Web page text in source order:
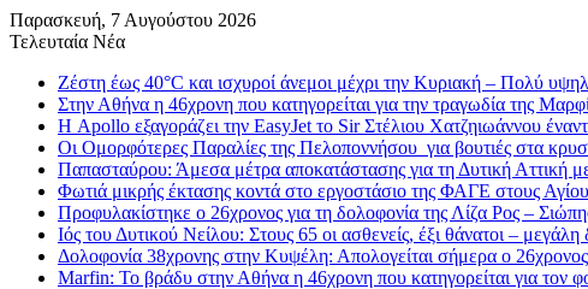
Παρασκευή, 7 Αυγούστου 2026
Τελευταία Νέα
Ζέστη έως 40°C και ισχυροί άνεμοι μέχρι την Κυριακή – Πολύ
Στην Αθήνα η 46χρονη που κατηγορείται για την τραγωδία της
Η Apollo εξαγοράζει την EasyJet το Sir Στέλιου Χατζηιωάννου
Οι Ομορφότερες Παραλίες της Πελοποννήσου για βουτιές στα
Παπασταύρου: Άμεσα μέτρα αποκατάστασης για τη Δυτική Αττική
Φωτιά μικρής έκτασης κοντά στο εργοστάσιο της ΦΑΓΕ στους
Προφυλακίστηκε ο 26χρονος για τη δολοφονία της Λίζα Ρος –
Ιός του Δυτικού Νείλου: Στους 65 οι ασθενείς, έξι θάνατοι –
Δολοφονία 38χρονης στην Κυψέλη: Απολογείται σήμερα ο 26χρονος
Marfin: Το βράδυ στην Αθήνα η 46χρονη που κατηγορείται για τον